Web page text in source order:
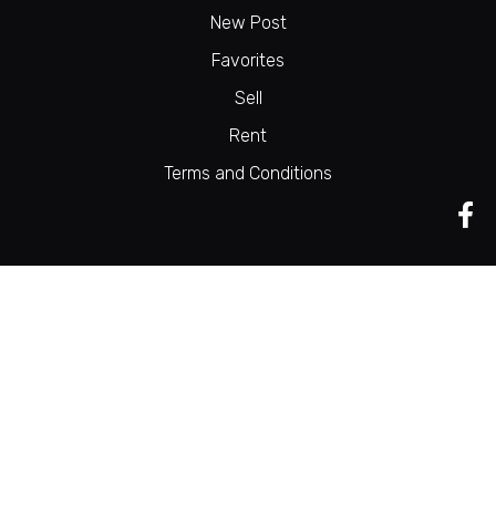
New Post
Favorites
Sell
Rent
Terms and Conditions